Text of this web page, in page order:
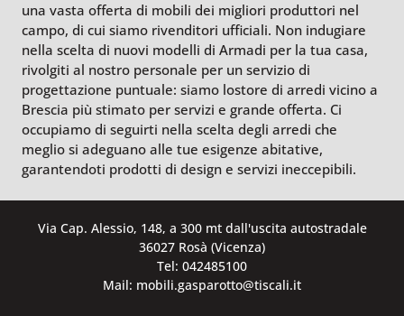
una vasta offerta di mobili dei migliori produttori nel
campo, di cui siamo rivenditori ufficiali. Non indugiare
nella scelta di nuovi modelli di Armadi per la tua casa,
rivolgiti al nostro personale per un servizio di
progettazione puntuale: siamo lostore di arredi vicino a
Brescia più stimato per servizi e grande offerta. Ci
occupiamo di seguirti nella scelta degli arredi che
meglio si adeguano alle tue esigenze abitative,
garantendoti prodotti di design e servizi ineccepibili.
Via Cap. Alessio, 148, a 300 mt dall'uscita autostradale
36027 Rosà (Vicenza)
Tel: 042485100
Mail: mobili.gasparotto@tiscali.it